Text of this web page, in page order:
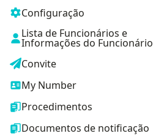
Configuração
Lista de Funcionários e
Informações do Funcionário
Convite
My Number
Procedimentos
Documentos de notificação